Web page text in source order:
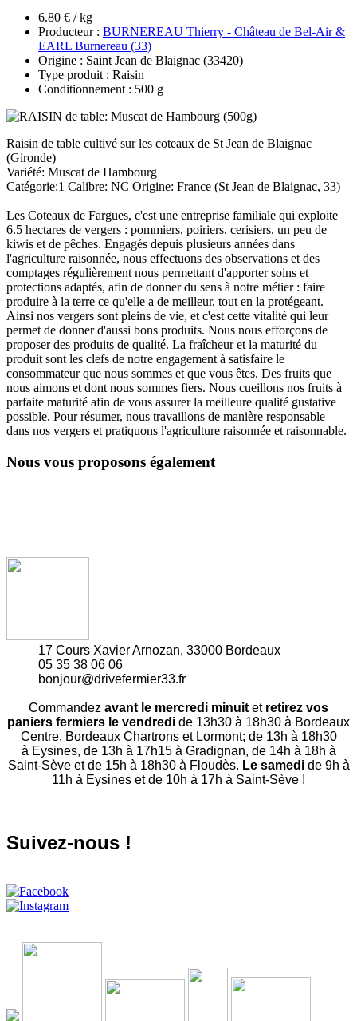
6.80 € / kg
Producteur : BURNEREAU Thierry - Château de Bel-Air &
EARL Burnereau (33)
Origine : Saint Jean de Blaignac (33420)
Type produit : Raisin
Conditionnement : 500 g
Raisin de table cultivé sur les coteaux de St Jean de Blaignac
(Gironde)
Variété: Muscat de Hambourg
Catégorie:1 Calibre: NC Origine: France (St Jean de Blaignac, 33)
Les Coteaux de Fargues, c'est une entreprise familiale qui exploite
6.5 hectares de vergers : pommiers, poiriers, cerisiers, un peu de
kiwis et de pêches. Engagés depuis plusieurs années dans
l'agriculture raisonnée, nous effectuons des observations et des
comptages régulièrement nous permettant d'apporter soins et
protections adaptés, afin de donner du sens à notre métier : faire
produire à la terre ce qu'elle a de meilleur, tout en la protégeant.
Ainsi nos vergers sont pleins de vie, et c'est cette vitalité qui leur
permet de donner d'aussi bons produits. Nous nous efforçons de
proposer des produits de qualité. La fraîcheur et la maturité du
produit sont les clefs de notre engagement à satisfaire le
consommateur que nous sommes et que vous êtes. Des fruits que
nous aimons et dont nous sommes fiers. Nous cueillons nos fruits à
parfaite maturité afin de vous assurer la meilleure qualité gustative
possible. Pour résumer, nous travaillons de manière responsable
dans nos vergers et pratiquons l'agriculture raisonnée et raisonnable.
Nous vous proposons également
17 Cours Xavier Arnozan, 33000 Bordeaux
05 35 38 06 06
bonjour@drivefermier33.fr
Commandez avant le mercredi minuit et retirez vos
paniers fermiers le vendredi de 13h30 à 18h30 à Bordeaux
Centre, Bordeaux Chartrons et Lormont; de 13h à 18h30
à Eysines, de 13h à 17h15 à Gradignan, de 14h à 18h à
Saint-Sève et de 15h à 18h30 à Floudès. Le samedi de 9h à
11h à Eysines et de 10h à 17h à Saint-Sève !
Suivez-nous !